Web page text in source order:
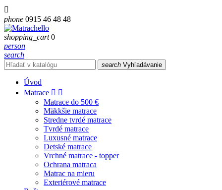

phone 0915 46 48 48
shopping_cart 0
person
search
search Vyhľadávanie
Úvod
Matrace  
Matrace do 500 €
Mäkkšie matrace
Stredne tvrdé matrace
Tvrdé matrace
Luxusné matrace
Detské matrace
Vrchné matrace - topper
Ochrana matraca
Matrac na mieru
Exteriérové matrace